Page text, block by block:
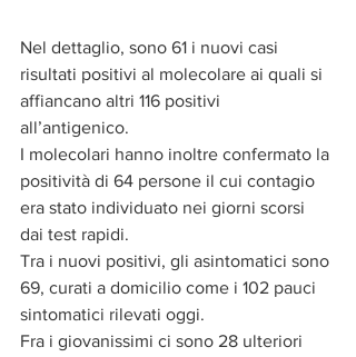
Nel dettaglio, sono 61 i nuovi casi
risultati positivi al molecolare ai quali si
affiancano altri 116 positivi
all’antigenico.
I molecolari hanno inoltre confermato la
positività di 64 persone il cui contagio
era stato individuato nei giorni scorsi
dai test rapidi.
Tra i nuovi positivi, gli asintomatici sono
69, curati a domicilio come i 102 pauci
sintomatici rilevati oggi.
Fra i giovanissimi ci sono 28 ulteriori